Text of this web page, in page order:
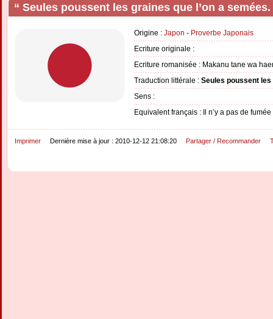
“ Seules poussent les graines que l’on a semées.
Origine : Japon - Proverbe Japonais
Ecriture originale :
Ecriture romanisée : Makanu tane wa
Traduction littérale : Seules poussent les
Sens :
Equivalent français : Il n’y a pas de
Imprimer Dernière mise à jour : 2010-12-12 21:08:20 Partager / Recommander